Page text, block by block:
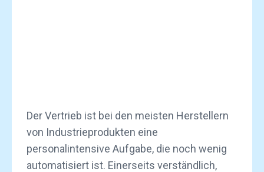
Der Vertrieb ist bei den meisten Herstellern
von Industrieprodukten eine
personalintensive Aufgabe, die noch wenig
automatisiert ist. Einerseits verständlich,